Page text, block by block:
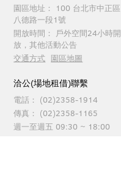
園區地址：
100 台北市中正區
八德路一段1號
開放時間：
戶外空間24小時開
放，其他活動公告
交通方式 園區地圖
洽公(場地租借)聯繫
電話：
(02)2358-1914
傳真：
(02)2358-1165
週一至週五 09:30 ~ 18:00